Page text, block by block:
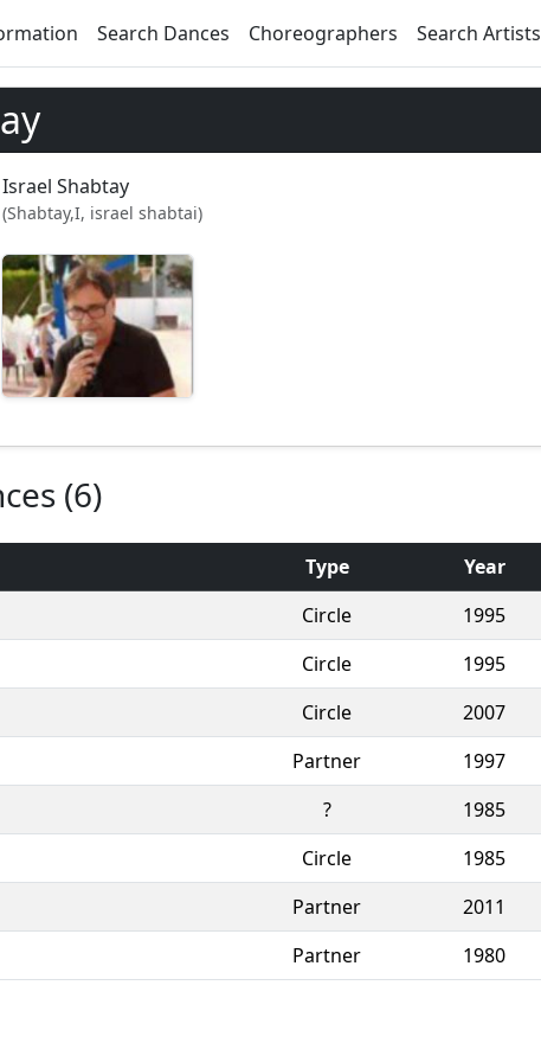
Search Dances Choreographers Search Artists
Israel Shabtay
(Shabtay,I, israel shabtai)
(6)
Type Year
Circle 1995
Circle 1995
Circle 2007
Partner 1997
? 1985
Circle 1985
Partner 2011
Partner 1980